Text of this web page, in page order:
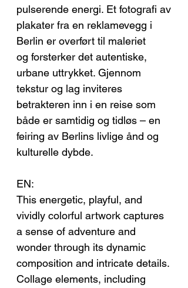
pulserende energi. Et fotografi av
plakater fra en reklamevegg i
Berlin er overført til maleriet
og forsterker det autentiske,
urbane uttrykket. Gjennom
tekstur og lag inviteres
betrakteren inn i en reise som
både er samtidig og tidløs – en
feiring av Berlins livlige ånd og
kulturelle dybde.
EN:
This energetic, playful, and
vividly colorful artwork captures
a sense of adventure and
wonder through its dynamic
composition and intricate details.
Collage elements, including